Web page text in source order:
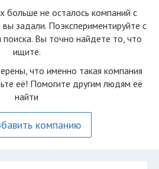
больше не осталоcь компаний с
задали. Поэкспериментируйте с
Вы точно найдете то, что
ищите.
что именно такая компания
её! Помогите другим людям её
найти
компанию